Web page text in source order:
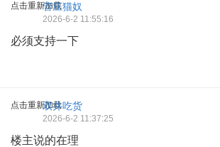
点击重新加载管庄猫奴
2026-6-2 11:55:16
必须支持一下
点击重新加载双井吃货
2026-6-2 11:37:25
楼主说的在理